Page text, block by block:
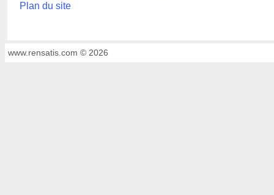
Plan du site
www.rensatis.com © 2026